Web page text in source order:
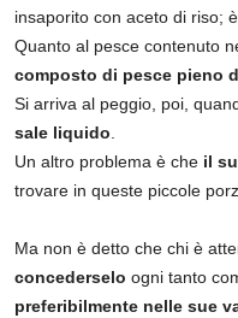
insaporito con aceto di riso;
Quanto al pesce contenuto
composto di pesce pieno
Si arriva al peggio, poi,
sale liquido
Un altro problema è che il
trovare in queste piccole
Ma non è detto che chi è
concederselo ogni tanto
preferibilmente nelle sue